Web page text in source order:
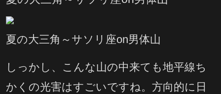
夏の大三角～サソリ座on男体山
しっかし、こんな山の中来ても地平線ち
かくの光害はすごいですね。方向的に日